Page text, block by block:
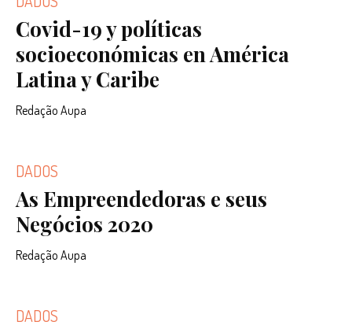
Covid-19 y políticas
socioeconómicas en América
Latina y Caribe
Redação Aupa
DADOS
As Empreendedoras e seus
Negócios 2020
Redação Aupa
DADOS